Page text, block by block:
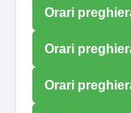
Orari
Orari
Orari